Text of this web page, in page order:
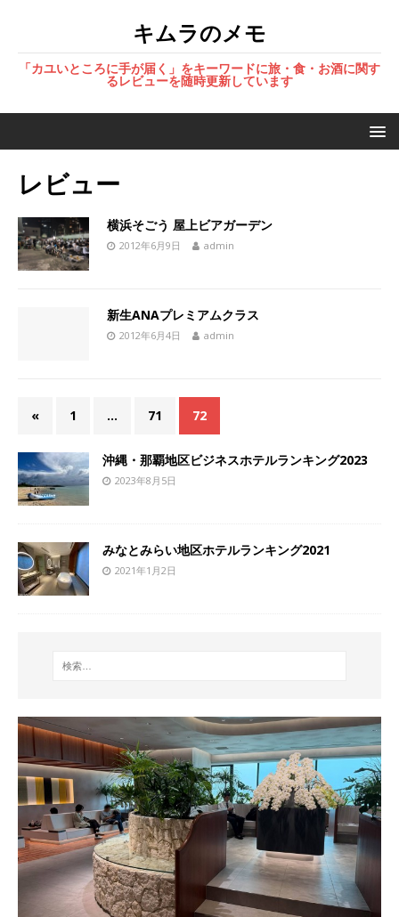
キムラのメモ
「カユいところに手が届く」をキーワードに旅・食・お酒に関す
るレビューを随時更新しています
レビュー
横浜そごう 屋上ビアガーデン
2012年6月9日 admin
新生ANAプレミアムクラス
2012年6月4日 admin
« 1 … 71 72
沖縄・那覇地区ビジネスホテルランキング2023
2023年8月5日
みなとみらい地区ホテルランキング2021
2021年1月2日